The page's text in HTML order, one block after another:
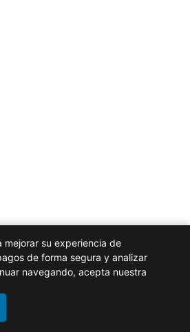
mejorar su experiencia de
de forma segura y analizar
navegando, acepta nuestra